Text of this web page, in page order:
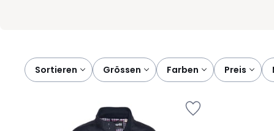
Sortieren grössen farben preis